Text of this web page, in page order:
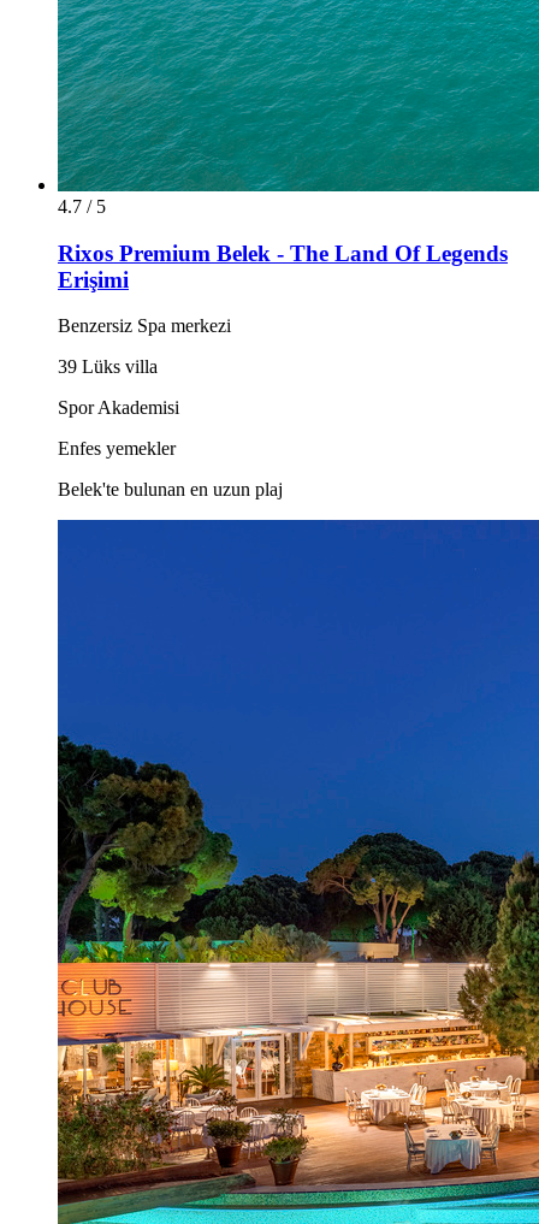
4.7 / 5
Rixos Premium Belek - The Land Of Legends
Erişimi
Benzersiz Spa merkezi
39 Lüks villa
Spor Akademisi
Enfes yemekler
Belek'te bulunan en uzun plaj